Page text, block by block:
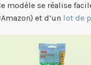
modèle se réalise
et d’un lot de